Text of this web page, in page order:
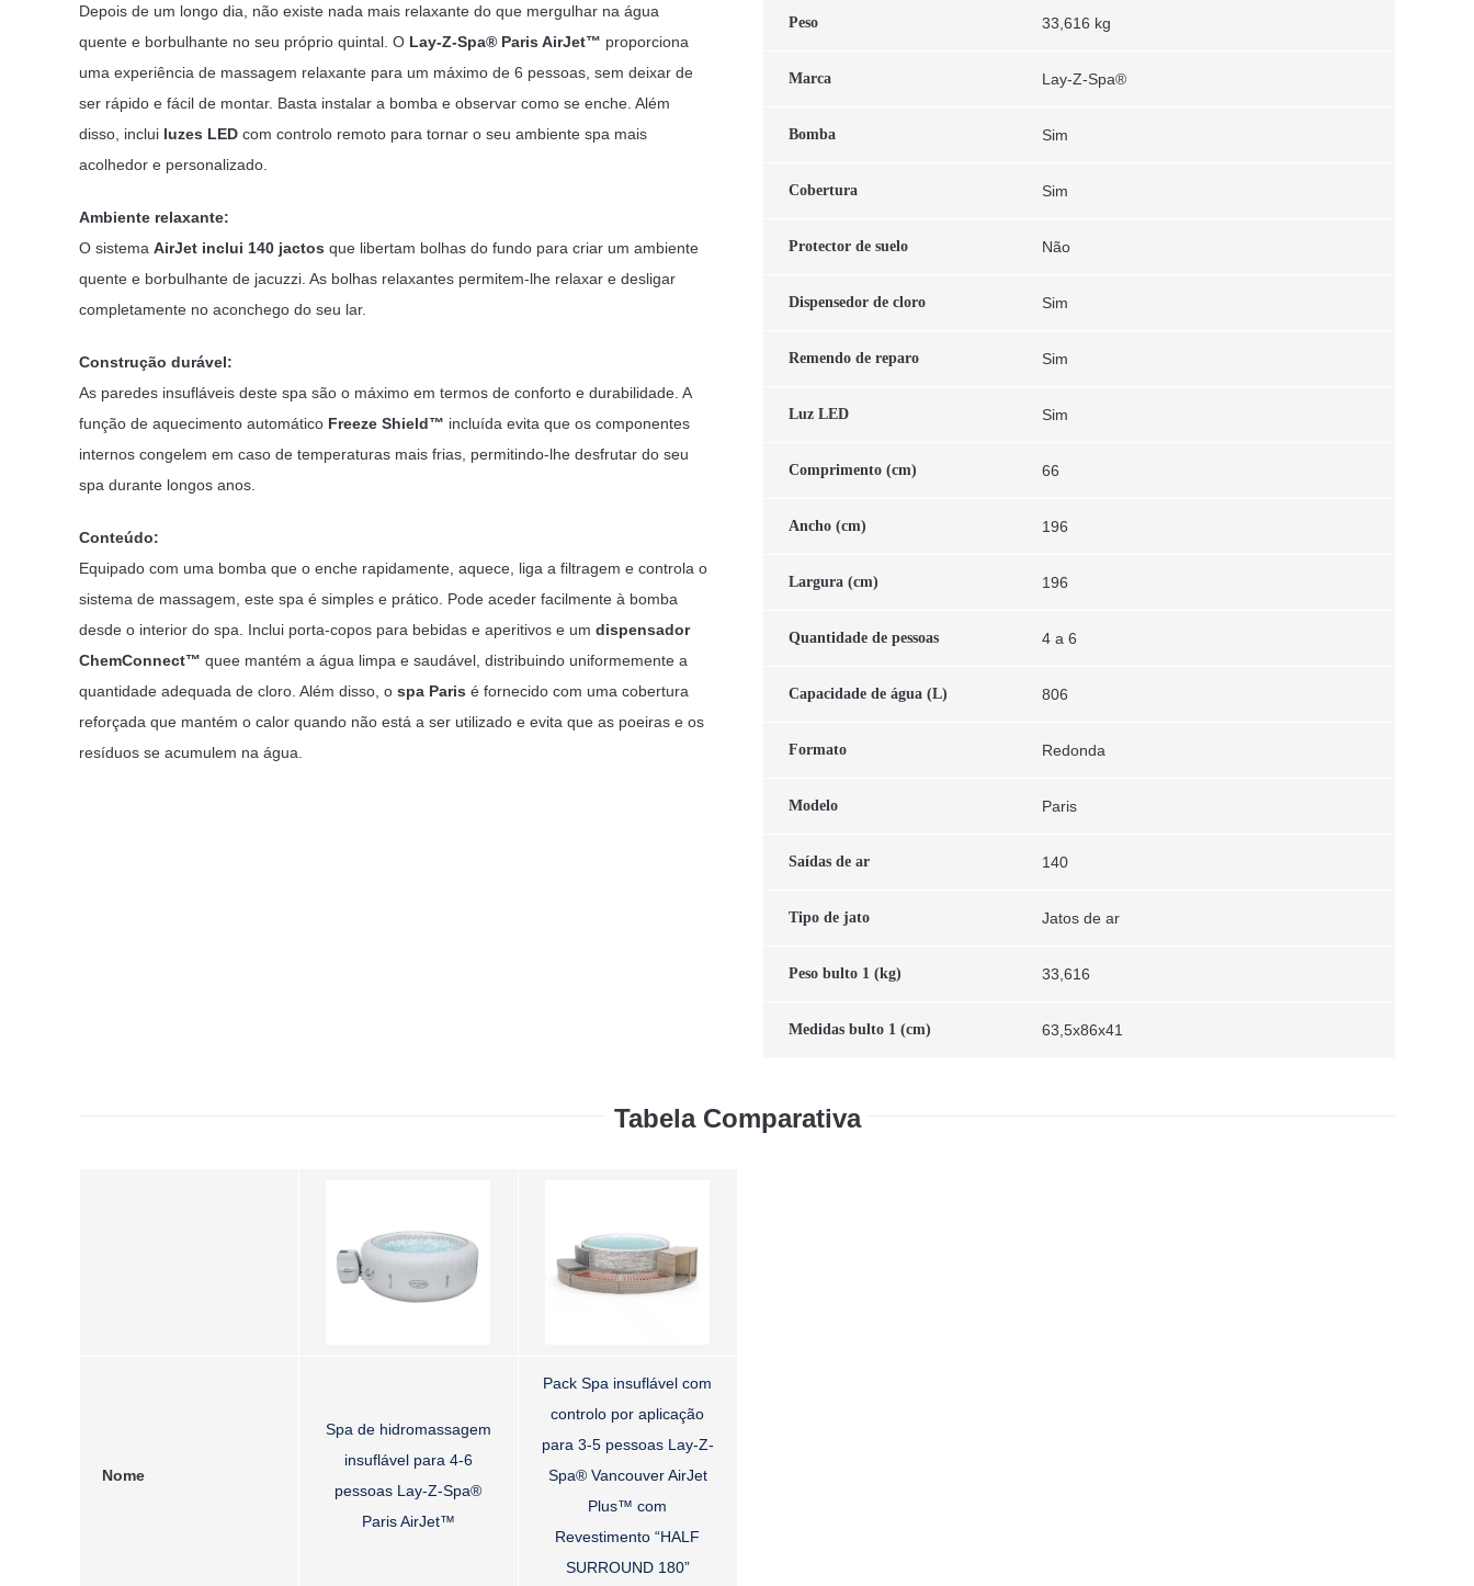
Depois de um longo dia, não existe nada mais relaxante do que mergulhar na água
quente e borbulhante no seu próprio quintal. OLay-Z-Spa® Paris AirJet™ proporciona
uma experiência de massagem relaxante para um máximo de 6 pessoas, sem deixar de
ser rápido e fácil de montar. Basta instalar a bomba e observar como se enche. Além
disso, incluiluzes LEDcom controlo remoto para tornar o seu ambiente spa mais
acolhedor e personalizado.
Ambiente relaxante:
O sistema AirJet inclui 140 jactos que libertam bolhas do fundo para criar um ambiente
quente e borbulhante de jacuzzi. As bolhas relaxantes permitem-lhe relaxar e desligar
completamente no aconchego do seu lar.
Construção durável:
As paredes insufláveis deste spa são o máximo em termos de conforto e durabilidade. A
função de aquecimento automático Freeze Shield™ incluída evita que os componentes
internos congelem em caso de temperaturas mais frias, permitindo-lhe desfrutar do seu
spa durante longos anos.
Conteúdo:
Equipado com uma bomba que o enche rapidamente, aquece, liga a filtragem e controla o
sistema de massagem, este spa é simples e prático. Pode aceder facilmente à bomba
desde o interior do spa. Inclui porta-copos para bebidas e aperitivos e um dispensador
ChemConnect™ quee mantém a água limpa e saudável, distribuindo uniformemente a
quantidade adequada de cloro. Além disso, o spa Paris é fornecido com uma cobertura
reforçada que mantém o calor quando não está a ser utilizado e evita que as poeiras e os
resíduos se acumulem na água.
Peso 33,616 kg
Marca Lay-Z-Spa®
Bomba Sim
Cobertura Sim
Protector de suelo Não
Dispensedor de cloro Sim
Remendo de reparo Sim
Luz LED Sim
Comprimento (cm) 66
Ancho (cm) 196
Largura (cm) 196
Quantidade de pessoas 4 a 6
Capacidade de água (L) 806
Formato Redonda
Modelo Paris
Saídas de ar 140
Tipo de jato Jatos de ar
Peso bulto 1 (kg) 33,616
Medidas bulto 1 (cm) 63,5x86x41
Tabela Comparativa
Nome
Spa de hidromassagem
insuflável para 4-6
pessoas Lay-Z-Spa®
Paris AirJet™
Pack Spa insuflável com
controlo por aplicação
para 3-5 pessoas Lay-Z-
Spa® Vancouver AirJet
Plus™ com
Revestimento “HALF
SURROUND 180”